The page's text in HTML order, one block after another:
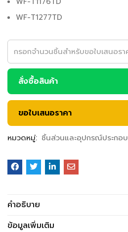
WF-T1277TD
สั่งซื้อสินค้า
ขอใบเสนอราคา
หมวดหมู่: ชิ้นส่วนและอุปกรณ์ประกอบ
คำอธิบาย
ข้อมูลเพิ่มเติม